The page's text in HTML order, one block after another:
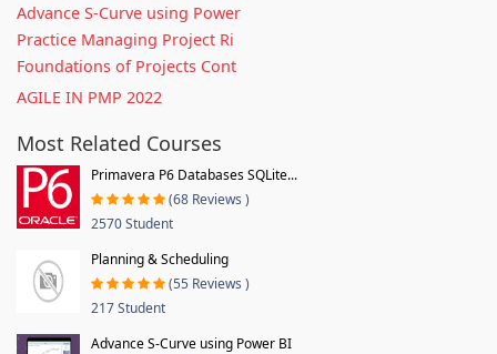
Advance S-Curve using Power
Practice Managing Project Ri
Foundations of Projects Cont
AGILE IN PMP 2022
Most Related Courses
Primavera P6 Databases SQLite...
(68 Reviews )
2570 Student
Planning & Scheduling
(55 Reviews )
217 Student
Advance S-Curve using Power BI